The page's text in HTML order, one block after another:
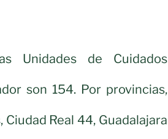
Unidades de Cuidados
son 154. Por provincias,
Real 44, Guadalajara